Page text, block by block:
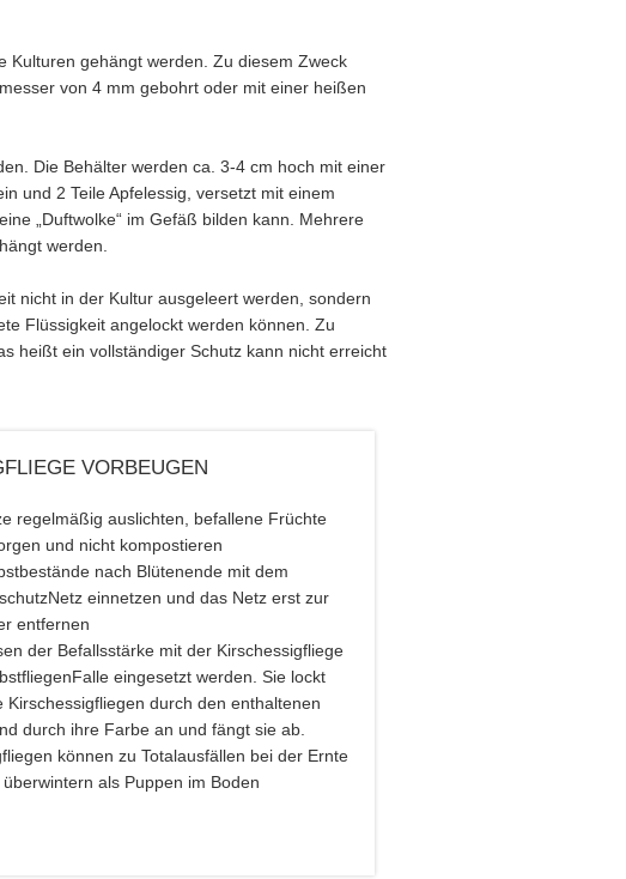
Kulturen gehängt werden. Zu diesem Zweck
von 4 mm gebohrt oder mit einer heißen
Die Behälter werden ca. 3-4 cm hoch mit einer
und 2 Teile Apfelessig, versetzt mit einem
„Duftwolke“ im Gefäß bilden kann. Mehrere
werden.
nicht in der Kultur ausgeleert werden, sondern
Flüssigkeit angelockt werden können. Zu
heißt ein vollständiger Schutz kann nicht erreicht
VORBEUGEN
regelmäßig auslichten, befallene Früchte
und nicht kompostieren
nach Blütenende mit dem
einnetzen und das Netz erst zur
entfernen
der Befallsstärke mit der Kirschessigfliege
eingesetzt werden. Sie lockt
Kirschessigfliegen durch den enthaltenen
durch ihre Farbe an und fängt sie ab.
können zu Totalausfällen bei der Ernte
als Puppen im Boden